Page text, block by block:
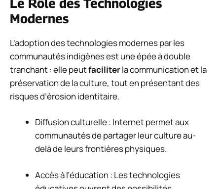
Le Rôle des Technologies
Modernes
L’adoption des technologies modernes par les
communautés indigènes est une épée à double
tranchant : elle peutfaciliterla communication et la
préservation de la culture, tout en présentant des
risques d’érosion identitaire.
Diffusion culturelle : Internet permet aux
communautés de partager leur culture au-
delà de leurs frontières physiques.
Accès à l’éducation : Les technologies